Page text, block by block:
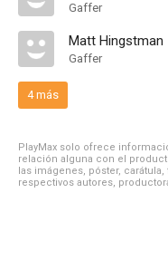
Gaffer
Matt Hingstman
Gaffer
4 más
PlayMax solo ofrece
relación alguna con el
las imágenes, póster,
respectivos autores,